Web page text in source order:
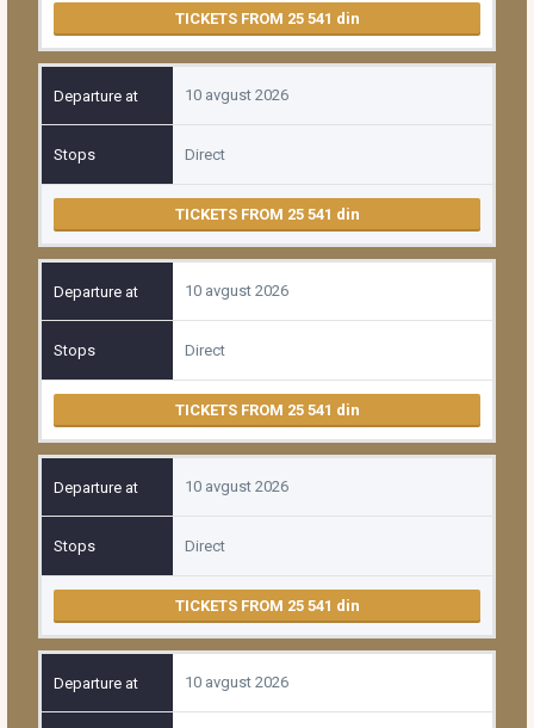
TICKETS FROM 25 541
10 avgust 2026
Direct
TICKETS FROM 25 541
10 avgust 2026
Direct
TICKETS FROM 25 541
10 avgust 2026
Direct
TICKETS FROM 25 541
10 avgust 2026